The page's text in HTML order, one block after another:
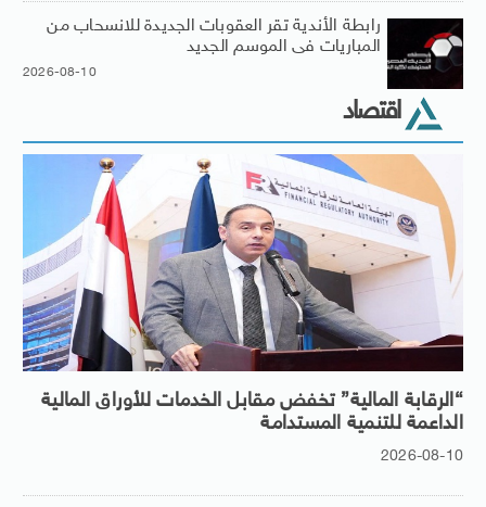
رابطة الأندية تقر العقوبات الجديدة للانسحاب من
المباريات فى الموسم الجديد
2026-08-10
اقتصاد
“الرقابة المالية” تخفض مقابل الخدمات للأوراق المالية
الداعمة للتنمية المستدامة
2026-08-10